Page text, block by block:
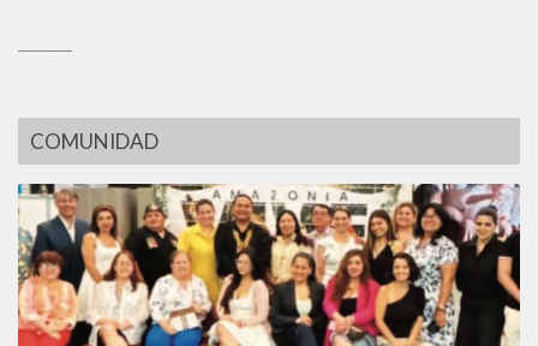
COMUNIDAD